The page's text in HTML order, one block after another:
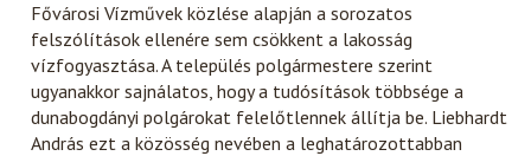
Fővárosi Vízművek közlése alapján a sorozatos
felszólítások ellenére sem csökkent a lakosság
vízfogyasztása. A település polgármestere szerint
ugyanakkor sajnálatos, hogy a tudósítások többsége a
dunabogdányi polgárokat felelőtlennek állítja be. Liebhardt
András ezt a közösség nevében a leghatározottabban